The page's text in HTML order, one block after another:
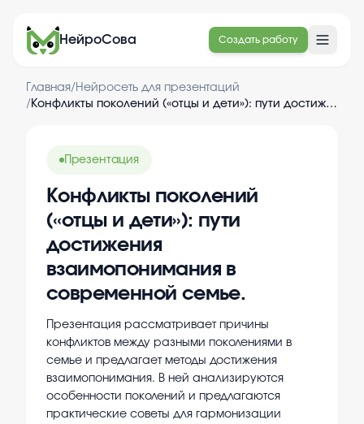
НейроСова Создать работу
Главная/ Нейросеть для презентаций
/
Конфликты поколений («отцы и дети»): пути достижения взаимопонимания в современной семье.
Презентация
Конфликты поколений
(«отцы и дети»): пути
достижения
взаимопонимания в
современной семье.
Презентация рассматривает причины
конфликтов между разными поколениями в
семье и предлагает методы достижения
взаимопонимания. В ней анализируются
особенности поколений и предлагаются
практические советы для гармонизации